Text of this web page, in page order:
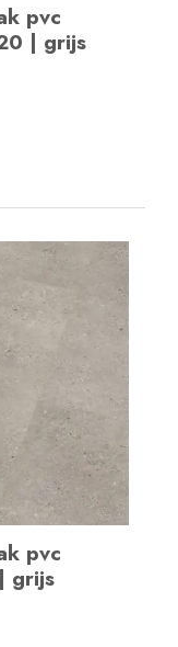
pvc
| grijs
pvc
| grijs